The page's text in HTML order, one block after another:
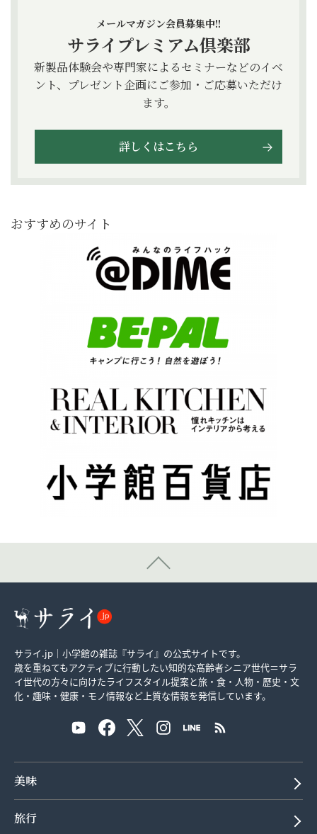
メールマガジン会員募集中!!
サライプレミアム倶楽部
新製品体験会や専門家によるセミナーなどのイベ
ント、プレゼント企画にご参加・ご応募いただけ
ます。
詳しくはこちら
おすすめのサイト
サライ.jp｜小学館の雑誌『サライ』の公式サイトです。
歳を重ねてもアクティブに行動したい知的な高齢者シニア世代＝サラ
イ世代の方々に向けたライフスタイル提案と旅・食・人物・歴史・文
化・趣味・健康・モノ情報など上質な情報を発信しています。
美味
旅行